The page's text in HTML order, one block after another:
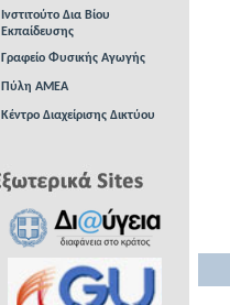
Ινστιτούτο Δια Βίου
Εκπαίδευσης
Γραφείο Φυσικής Αγωγής
Πύλη ΑΜΕΑ
Κέντρο Διαχείρισης Δικτύου